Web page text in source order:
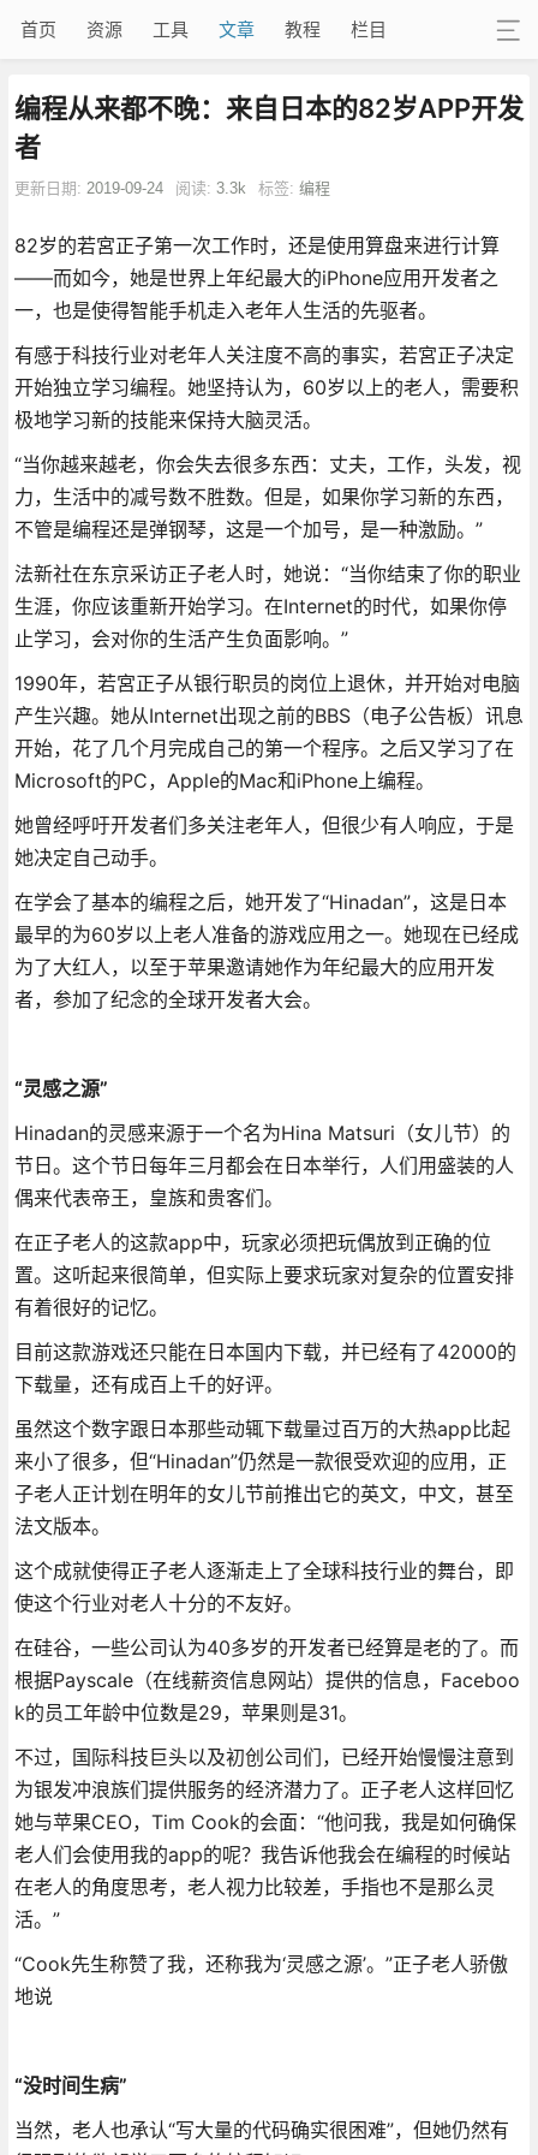
首页 资源 工具 文章 教程 栏目
编程从来都不晚：来自日本的82岁APP开发
者
更新日期: 2019-09-24 阅读: 3.3k 标签: 编程
82岁的若宮正子第一次工作时，还是使用算盘来进行计算
——而如今，她是世界上年纪最大的iPhone应用开发者之
一，也是使得智能手机走入老年人生活的先驱者。
有感于科技行业对老年人关注度不高的事实，若宮正子决定
开始独立学习编程。她坚持认为，60岁以上的老人，需要积
极地学习新的技能来保持大脑灵活。
“当你越来越老，你会失去很多东西：丈夫，工作，头发，视
力，生活中的减号数不胜数。但是，如果你学习新的东西，
不管是编程还是弹钢琴，这是一个加号，是一种激励。”
法新社在东京采访正子老人时，她说：“当你结束了你的职业
生涯，你应该重新开始学习。在Internet的时代，如果你停
止学习，会对你的生活产生负面影响。”
1990年，若宮正子从银行职员的岗位上退休，并开始对电脑
产生兴趣。她从Internet出现之前的BBS（电子公告板）讯息
开始，花了几个月完成自己的第一个程序。之后又学习了在
Microsoft的PC，Apple的Mac和iPhone上编程。
她曾经呼吁开发者们多关注老年人，但很少有人响应，于是
她决定自己动手。
在学会了基本的编程之后，她开发了“Hinadan”，这是日本
最早的为60岁以上老人准备的游戏应用之一。她现在已经成
为了大红人，以至于苹果邀请她作为年纪最大的应用开发
者，参加了纪念的全球开发者大会。
“灵感之源”
Hinadan的灵感来源于一个名为Hina Matsuri（女儿节）的
节日。这个节日每年三月都会在日本举行，人们用盛装的人
偶来代表帝王，皇族和贵客们。
在正子老人的这款app中，玩家必须把玩偶放到正确的位
置。这听起来很简单，但实际上要求玩家对复杂的位置安排
有着很好的记忆。
目前这款游戏还只能在日本国内下载，并已经有了42000的
下载量，还有成百上千的好评。
虽然这个数字跟日本那些动辄下载量过百万的大热app比起
来小了很多，但“Hinadan”仍然是一款很受欢迎的应用，正
子老人正计划在明年的女儿节前推出它的英文，中文，甚至
法文版本。
这个成就使得正子老人逐渐走上了全球科技行业的舞台，即
使这个行业对老人十分的不友好。
在硅谷，一些公司认为40多岁的开发者已经算是老的了。而
根据Payscale（在线薪资信息网站）提供的信息，Faceboo
k的员工年龄中位数是29，苹果则是31。
不过，国际科技巨头以及初创公司们，已经开始慢慢注意到
为银发冲浪族们提供服务的经济潜力了。正子老人这样回忆
她与苹果CEO，Tim Cook的会面：“他问我，我是如何确保
老人们会使用我的app的呢？我告诉他我会在编程的时候站
在老人的角度思考，老人视力比较差，手指也不是那么灵
活。”
“Cook先生称赞了我，还称我为‘灵感之源’。”正子老人骄傲
地说
“没时间生病”
当然，老人也承认“写大量的代码确实很困难”，但她仍然有